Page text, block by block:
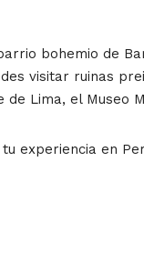
bohemio de
visitar ruinas
Lima, el Museo
experiencia en